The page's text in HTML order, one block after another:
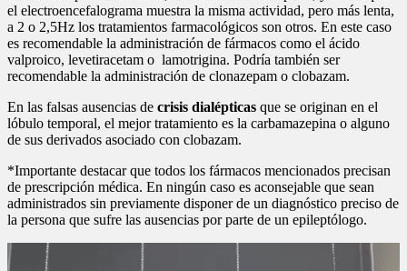
el electroencefalograma muestra la misma actividad, pero más lenta,
a 2 o 2,5Hz los tratamientos farmacológicos son otros. En este caso
es recomendable la administración de fármacos como el ácido
valproico, levetiracetam o lamotrigina. Podría también ser
recomendable la administración de clonazepam o clobazam.
En las falsas ausencias de crisis dialépticas que se originan en el
lóbulo temporal, el mejor tratamiento es la carbamazepina o alguno
de sus derivados asociado con clobazam.
*Importante destacar que todos los fármacos mencionados precisan
de prescripción médica. En ningún caso es aconsejable que sean
administrados sin previamente disponer de un diagnóstico preciso de
la persona que sufre las ausencias por parte de un epileptólogo.